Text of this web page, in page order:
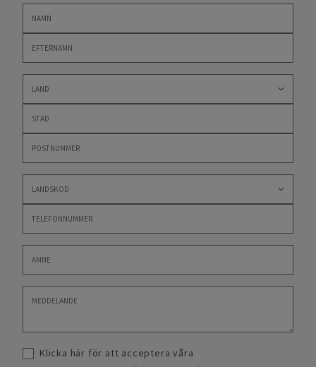
Klicka här för att acceptera våra